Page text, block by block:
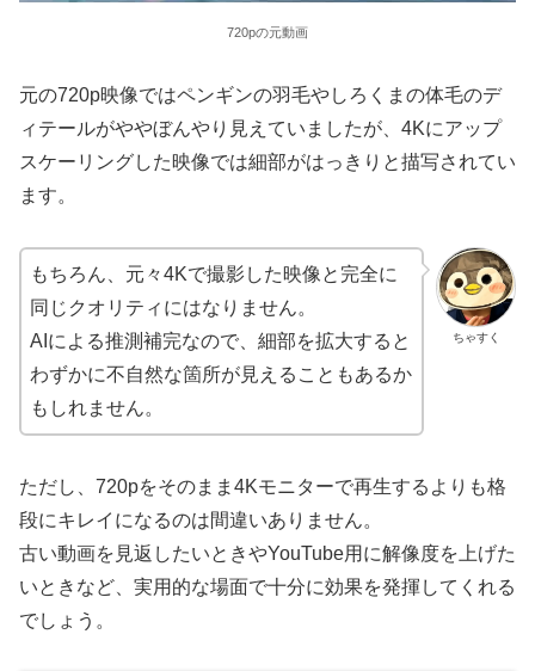
720pの元動画
元の720p映像ではペンギンの羽毛やしろくまの体毛のデ
ィテールがややぼんやり見えていましたが、4Kにアップ
スケーリングした映像では細部がはっきりと描写されてい
ます。
ちゃすく
もちろん、元々4Kで撮影した映像と完全に
同じクオリティにはなりません。
AIによる推測補完なので、細部を拡大すると
わずかに不自然な箇所が見えることもあるか
もしれません。
ただし、720pをそのまま4Kモニターで再生するよりも格
段にキレイになるのは間違いありません。
古い動画を見返したいときやYouTube用に解像度を上げた
いときなど、実用的な場面で十分に効果を発揮してくれる
でしょう。